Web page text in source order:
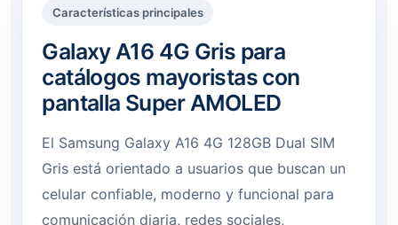
Características principales
Galaxy A16 4G Gris para
catálogos mayoristas con
pantalla Super AMOLED
El Samsung Galaxy A16 4G 128GB Dual SIM
Gris está orientado a usuarios que buscan un
celular confiable, moderno y funcional para
comunicación diaria, redes sociales,